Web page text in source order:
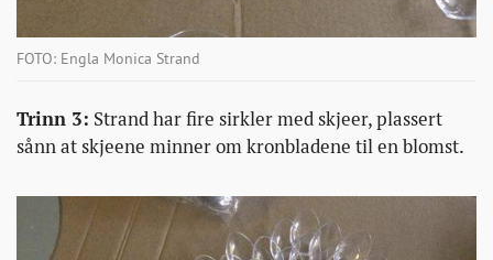
FOTO: Engla Monica Strand
Trinn 3: Strand har fire sirkler med skjeer, plassert
sånn at skjeene minner om kronbladene til en blomst.